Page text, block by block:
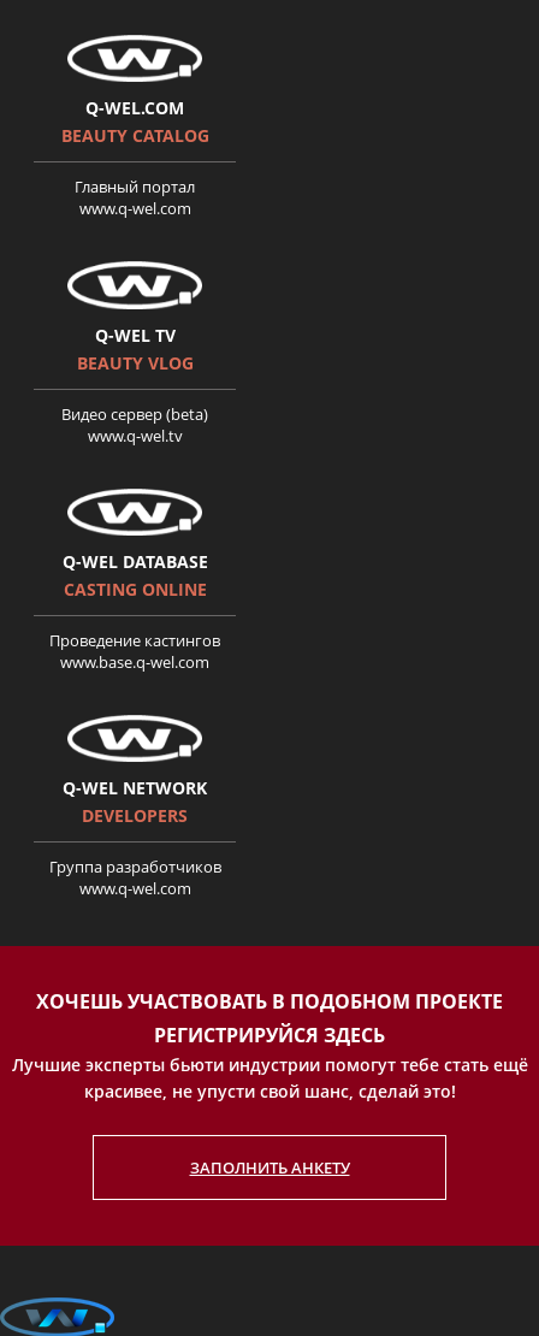
Поверніть мені красу 6 серія
7 серия Ольга Дротюк
Поверніть мені красу серия 8
История Ольги Шумейко.
Поверніть мені красу. Серия
История Екатерины
красу. серия 10.
История Александры
Гарасюты
Q-WEL.COM
BEAUTY CATALOG
Главный портал
www.q-wel.com
Q-WEL TV
BEAUTY VLOG
Видео сервер (beta)
www.q-wel.tv
Q-WEL DATABASE
CASTING ONLINE
Проведение кастингов
www.base.q-wel.com
Q-WEL NETWORK
DEVELOPERS
Группа разработчиков
www.q-wel.com
ХОЧЕШЬ УЧАСТВОВАТЬ В ПОДОБНОМ ПРОЕКТЕ
РЕГИСТРИРУЙСЯ ЗДЕСЬ
Лучшие эксперты бьюти индустрии помогут тебе стать ещё
красивее, не упусти свой шанс, сделай это!
ЗАПОЛНИТЬ АНКЕТУ